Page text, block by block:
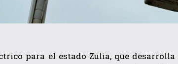
para el estado Zulia, que